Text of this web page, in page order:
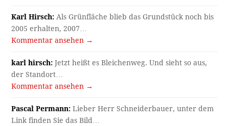
Karl Hirsch: Als Grünfläche blieb das Grundstück noch bis
2005 erhalten, 2007…
Kommentar ansehen →
karl hirsch: Jetzt heißt es Bleichenweg. Und sieht so aus,
der Standort…
Kommentar ansehen →
Pascal Permann: Lieber Herr Schneiderbauer, unter dem
Link finden Sie das Bild…